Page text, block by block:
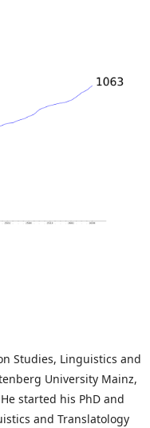
Studies, Linguistics and
University Mainz,
started his PhD and
and Translatology